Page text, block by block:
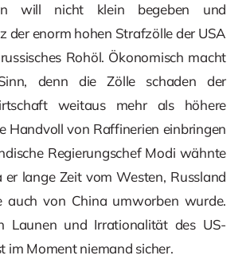
will nicht klein begeben und
der enorm hohen Strafzölle der USA
Rohöl. Ökonomisch macht
denn die Zölle schaden der
weitaus mehr als höhere
Handvoll von Raffinerien einbringen
Regierungschef Modi wähnte
er lange Zeit vom Westen, Russland
auch von China umworben wurde.
Launen und Irrationalität des US-
im Moment niemand sicher.